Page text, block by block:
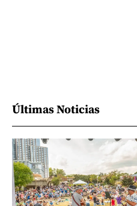
Últimas Noticias